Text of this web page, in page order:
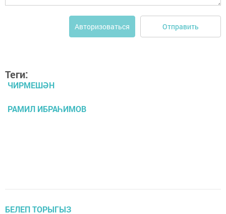
Авторизоваться Отправить
Теги:
ЧИРМЕШӘН
РАМИЛ ИБРАҺИМОВ
БЕЛЕП ТОРЫГЫЗ